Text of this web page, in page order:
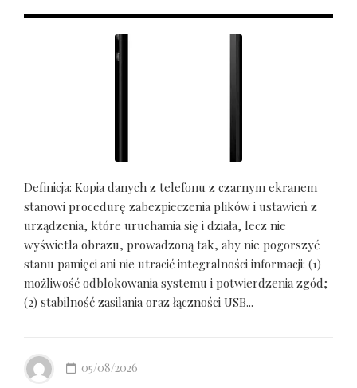
Definicja: Kopia danych z telefonu z czarnym ekranem
stanowi procedurę zabezpieczenia plików i ustawień z
urządzenia, które uruchamia się i działa, lecz nie
wyświetla obrazu, prowadzoną tak, aby nie pogorszyć
stanu pamięci ani nie utracić integralności informacji: (1)
możliwość odblokowania systemu i potwierdzenia zgód;
(2) stabilność zasilania oraz łączności USB...
05/08/2026